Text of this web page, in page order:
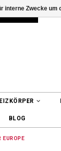
BLOG
EUROPE
interne Zwecke